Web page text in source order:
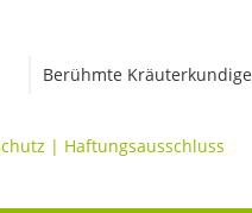
Berühmte Kräuterkundige
| Haftungsausschluss